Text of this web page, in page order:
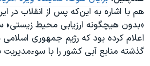
«بدون هیچگونه ارزیابی محیط
اعلام کرده بود که رژیم جمهوری
گذشته منابع آبی کشور را با سوءمدیریت